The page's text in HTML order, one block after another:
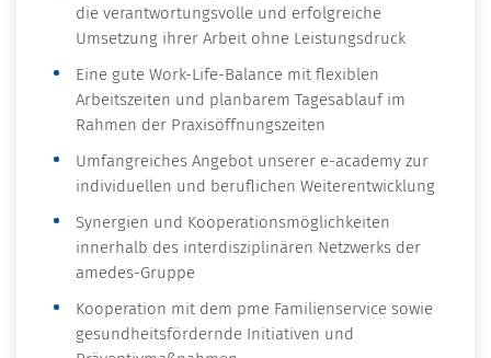
die verantwortungsvolle und erfolgreiche
Umsetzung ihrer Arbeit ohne Leistungsdruck
Eine gute Work-Life-Balance mit flexiblen
Arbeitszeiten und planbarem Tagesablauf im
Rahmen der Praxisöffnungszeiten
Umfangreiches Angebot unserer e-academy zur
individuellen und beruflichen Weiterentwicklung
Synergien und Kooperationsmöglichkeiten
innerhalb des interdisziplinären Netzwerks der
amedes-Gruppe
Kooperation mit dem pme Familienservice sowie
gesundheitsfördernde Initiativen und